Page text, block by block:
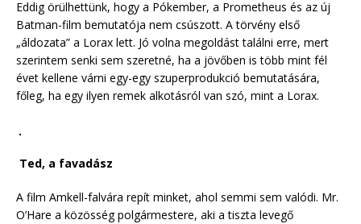
Eddig örülhettünk, hogy a Pókember, a Prometheus és az új
Batman-film bemutatója nem csúszott. A törvény első
„áldozata” a Lorax lett. Jó volna megoldást találni erre, mert
szerintem senki sem szeretné, ha a jövőben is több mint fél
évet kellene várni egy-egy szuperprodukció bemutatására,
főleg, ha egy ilyen remek alkotásról van szó, mint a Lorax.
Ted, a favadász
A film Amkell-falvára repít minket, ahol semmi sem valódi. Mr.
O’Hare a közösség polgármestere, aki a tiszta levegő